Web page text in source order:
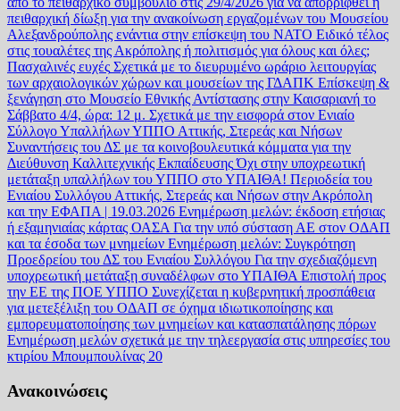
πειθαρχική δίωξη για την ανακοίνωση εργαζομένων του Μουσείου
Αλεξανδρούπολης ενάντια στην επίσκεψη του ΝΑΤΟ Ειδικό τέλος
στις τουαλέτες της Ακρόπολης ή πολιτισμός για όλους και όλες;
Πασχαλινές ευχές Σχετικά με το διευρυμένο ωράριο λειτουργίας
των αρχαιολογικών χώρων και μουσείων της ΓΔΑΠΚ Επίσκεψη &
ξενάγηση στο Μουσείο Εθνικής Αντίστασης στην Καισαριανή το
Σάββατο 4/4, ώρα: 12 μ. Σχετικά με την εισφορά στον Ενιαίο
Σύλλογο Υπαλλήλων ΥΠΠΟ Αττικής, Στερεάς και Νήσων
Συναντήσεις του ΔΣ με τα κοινοβουλευτικά κόμματα για την
Διεύθυνση Καλλιτεχνικής Εκπαίδευσης Όχι στην υποχρεωτική
μετάταξη υπαλλήλων του ΥΠΠΟ στο ΥΠΑΙΘΑ! Περιοδεία του
Ενιαίου Συλλόγου Αττικής, Στερεάς και Νήσων στην Ακρόπολη
και την ΕΦΑΠΑ | 19.03.2026 Ενημέρωση μελών: έκδοση ετήσιας
ή εξαμηνιαίας κάρτας ΟΑΣΑ Για την υπό σύσταση ΑΕ στον ΟΔΑΠ
και τα έσοδα των μνημείων Ενημέρωση μελών: Συγκρότηση
Προεδρείου του ΔΣ του Ενιαίου Συλλόγου Για την σχεδιαζόμενη
υποχρεωτική μετάταξη συναδέλφων στο ΥΠΑΙΘΑ Επιστολή προς
την ΕΕ της ΠΟΕ ΥΠΠΟ Συνεχίζεται η κυβερνητική προσπάθεια
για μετεξέλιξη του ΟΔΑΠ σε όχημα ιδιωτικοποίησης και
εμπορευματοποίησης των μνημείων και κατασπατάλησης πόρων
Ενημέρωση μελών σχετικά με την τηλεεργασία στις υπηρεσίες του
κτιρίου Μπουμπουλίνας 20
Ανακοινώσεις